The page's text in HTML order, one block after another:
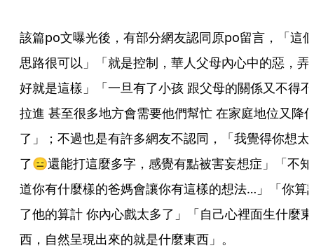
該篇po文曝光後，有部分網友認同原po留言，「這
思路很可以」「就是控制，華人父母內心中的惡，弄
好就是這樣」「一旦有了小孩 跟父母的關係又不得不
拉進 甚至很多地方會需要他們幫忙 在家庭地位又降
了」；不過也是有許多網友不認同，「我覺得你想太
了😑還能打這麼多字，感覺有點被害妄想症」「不知
道你有什麼樣的爸媽會讓你有這樣的想法…」「你算
了他的算計 你內心戲太多了」「自己心裡面生什麼東
西，自然呈現出來的就是什麼東西」。